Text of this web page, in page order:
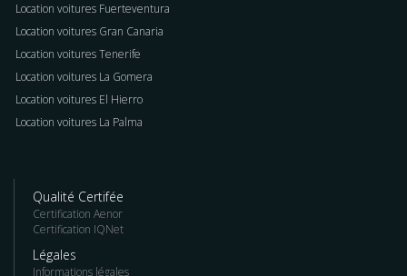
Location voitures Fuerteventura
Location voitures Gran Canaria
Location voitures Tenerife
Location voitures La Gomera
Location voitures El Hierro
Location voitures La Palma
Qualité Certifée
Certification Aenor
Certification IQNet
Légales
Informations légales